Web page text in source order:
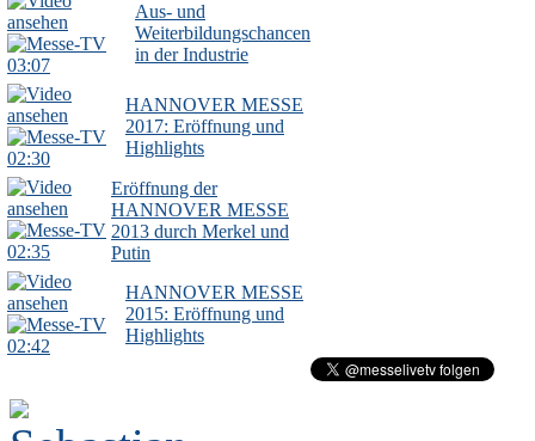
03:07
Aus- und
Weiterbildungschancen
in der Industrie
02:30
HANNOVER MESSE
2017: Eröffnung und
Highlights
02:35
Eröffnung der
HANNOVER MESSE
2013 durch Merkel und
Putin
02:42
HANNOVER MESSE
2015: Eröffnung und
Highlights